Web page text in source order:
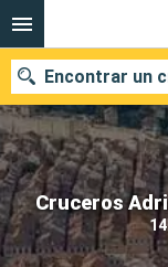
Cruceros
Encontrar un
Nuestros
Fecha de salida